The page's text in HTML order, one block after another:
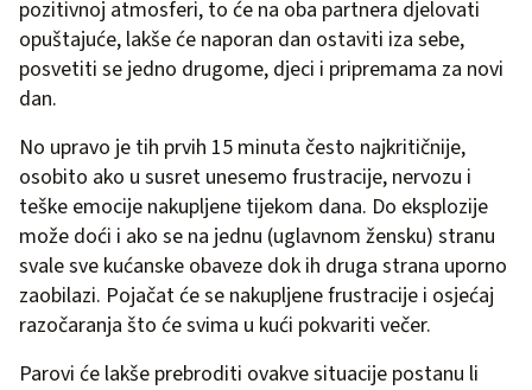
pozitivnoj atmosferi, to će na oba partnera djelovati
opuštajuće, lakše će naporan dan ostaviti iza sebe,
posvetiti se jedno drugome, djeci i pripremama za novi
dan.
No upravo je tih prvih 15 minuta često najkritičnije,
osobito ako u susret unesemo frustracije, nervozu i
teške emocije nakupljene tijekom dana. Do eksplozije
može doći i ako se na jednu (uglavnom žensku) stranu
svale sve kućanske obaveze dok ih druga strana uporno
zaobilazi. Pojačat će se nakupljene frustracije i osjećaj
razočaranja što će svima u kući pokvariti večer.
Parovi će lakše prebroditi ovakve situacije postanu li